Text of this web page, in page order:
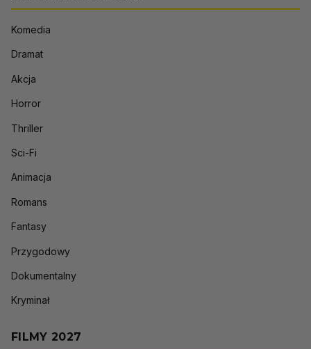
Komedia
Dramat
Akcja
Horror
Thriller
Sci-Fi
Animacja
Romans
Fantasy
Przygodowy
Dokumentalny
Kryminał
FILMY 2027